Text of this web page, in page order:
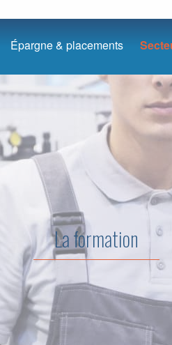
Épargne & placements
La formation